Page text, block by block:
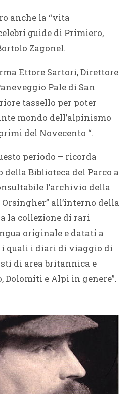
anche la “vita
guide di Primiero,
Zagonel.
Ettore Sartori, Direttore
Pale di San
tassello per poter
mondo dell’alpinismo
del Novecento “.
periodo – ricorda
della Biblioteca del Parco a
l’archivio della
all’interno della
la collezione di rari
originale e datati a
i quali i diari di viaggio di
di area britannica e
Dolomiti e Alpi in genere”.